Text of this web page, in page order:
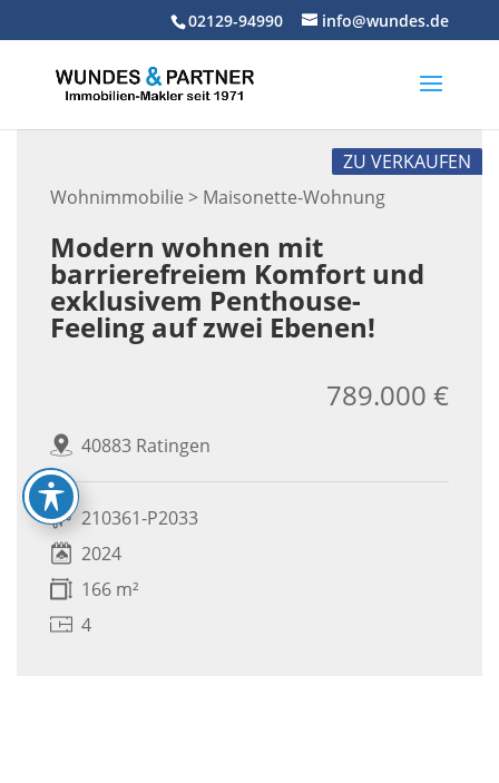
02129-94990 info@wundes.de
Wohnimmobilie > Maisonette-Wohnung
ZU VERKAUFEN
Modern wohnen mit
barrierefreiem Komfort und
exklusivem Penthouse-
Feeling auf zwei Ebenen!
40883 Ratingen
789.000 €
210361-P2033
2024
166 m²
4